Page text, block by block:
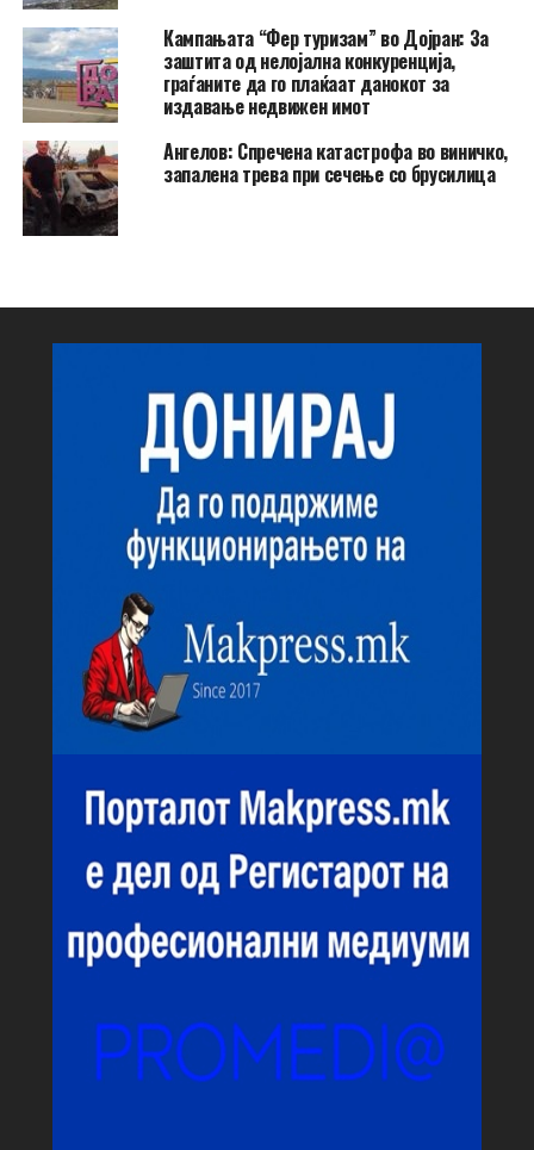
Кампањата “Фер туризам” во Дојран: За
заштита од нелојална конкуренција,
граѓаните да го плаќаат данокот за
издавање недвижен имот
Ангелов: Спречена катастрофа во виничко,
запалена трева при сечење со брусилица